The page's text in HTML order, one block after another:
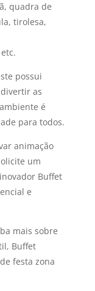
quadra de
tirolesa,
possui
as
é
para todos.
animação
um
Buffet
e
mais sobre
Buffet
festa zona